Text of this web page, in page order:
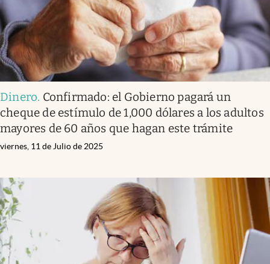
Dinero. Confirmado: el Gobierno pagará un
cheque de estímulo de 1,000 dólares a los adultos
mayores de 60 años que hagan este trámite
viernes, 11 de Julio de 2025